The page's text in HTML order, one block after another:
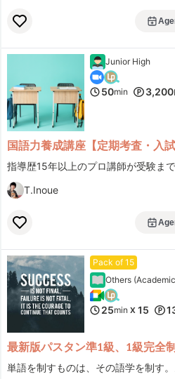
国語力養成講座【定期考査・入試
指導歴15年以上のプロ講師が受験まで
Junior High
50min 3,200
T.Inoue
最新版パスタン準1級、1級完
Pack of 15
Others
25min X 15